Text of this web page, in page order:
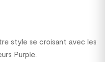
style se croisant avec les
Purple.